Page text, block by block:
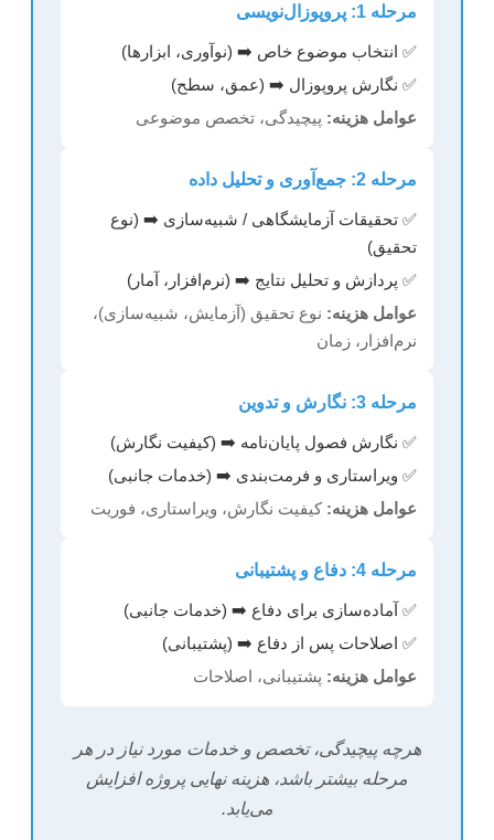
مرحله 1: پروپوزال‌نویسی
✅ انتخاب موضوع خاص ➡️ (نوآوری، ابزارها)
✅ نگارش پروپوزال ➡️ (عمق، سطح)
عوامل هزینه: پیچیدگی، تخصص موضوعی
مرحله 2: جمع‌آوری و تحلیل داده
✅ تحقیقات آزمایشگاهی / شبیه‌سازی ➡️ (نوع
تحقیق)
✅ پردازش و تحلیل نتایج ➡️ (نرم‌افزار، آمار)
عوامل هزینه: نوع تحقیق (آزمایش، شبیه‌سازی)،
نرم‌افزار، زمان
مرحله 3: نگارش و تدوین
✅ نگارش فصول پایان‌نامه ➡️ (کیفیت نگارش)
✅ ویراستاری و فرمت‌بندی ➡️ (خدمات جانبی)
عوامل هزینه: کیفیت نگارش، ویراستاری، فوریت
مرحله 4: دفاع و پشتیبانی
✅ آماده‌سازی برای دفاع ➡️ (خدمات جانبی)
✅ اصلاحات پس از دفاع ➡️ (پشتیبانی)
عوامل هزینه: پشتیبانی، اصلاحات
هرچه پیچیدگی، تخصص و خدمات مورد نیاز در هر
مرحله بیشتر باشد، هزینه نهایی پروژه افزایش
می‌یابد.